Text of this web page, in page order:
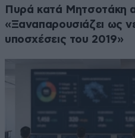
Πυρά κατά Μητσοτάκη
«Ξαναπαρουσιάζει ως
υποσχέσεις του 2019»